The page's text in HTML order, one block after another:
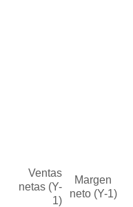
Ventas
netas (Y-
1)
Margen
neto (Y-1)